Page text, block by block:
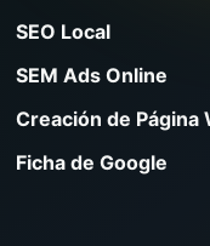
SEO Local
SEM Ads Online
Creación de Página
Ficha de Google